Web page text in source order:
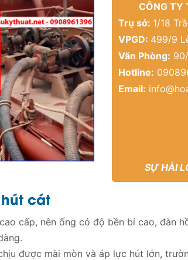
CÔNG TY
Trụ sở: 1/18
VPGD: 499/9
Văn Phòng:
Hotline:
Email:
SỰ HÀI
cát
cấp, nên ống có độ bền bỉ cao, đàn
được mài mòn và áp lực hút lớn,